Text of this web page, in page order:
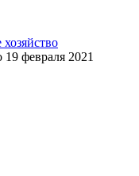
хозяйство
19 февраля 2021